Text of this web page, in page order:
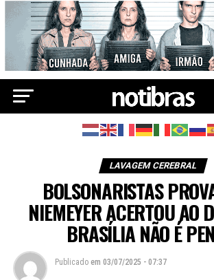
LAVAGEM CEREBRAL
BOLSONARISTAS
NIEMEYER ACERTOU AO
BRASÍLIA NÃO É
Publicado em 03/07/2025 - 07:37